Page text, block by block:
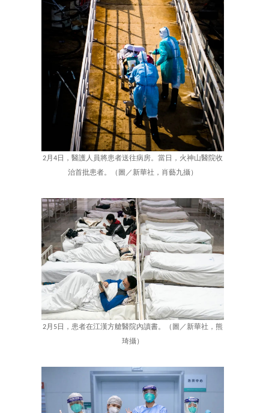
2月4日，醫護人員將患者送往病房。當日，火神山醫院收
治首批患者。（圖／新華社，肖藝九攝）
2月5日，患者在江漢方艙醫院內讀書。（圖／新華社，熊
琦攝）